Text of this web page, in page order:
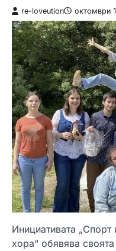
re-loveution октомври
Инициативата
хора“ обявява